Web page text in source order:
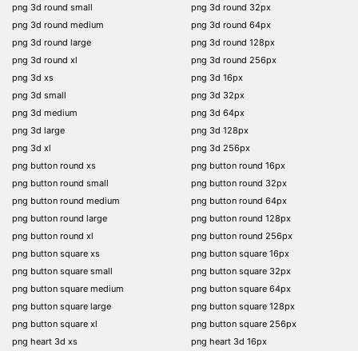
png 3d round small
png 3d round medium
png 3d round large
png 3d round xl
png 3d xs
png 3d small
png 3d medium
png 3d large
png 3d xl
png button round xs
png button round small
png button round medium
png button round large
png button round xl
png button square xs
png button square small
png button square medium
png button square large
png button square xl
png heart 3d xs
png 3d round 32px
png 3d round 64px
png 3d round 128px
png 3d round 256px
png 3d 16px
png 3d 32px
png 3d 64px
png 3d 128px
png 3d 256px
png button round 16px
png button round 32px
png button round 64px
png button round 128px
png button round 256px
png button square 16px
png button square 32px
png button square 64px
png button square 128px
png button square 256px
png heart 3d 16px